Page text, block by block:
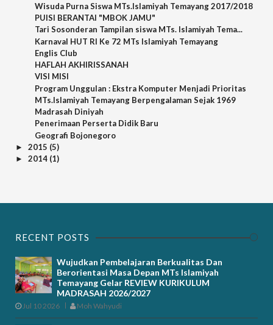
Wisuda Purna Siswa MTs.Islamiyah Temayang 2017/2018
PUISI BERANTAI "MBOK JAMU"
Tari Sosonderan Tampilan siswa MTs. Islamiyah Tema...
Karnaval HUT RI Ke 72 MTs Islamiyah Temayang
Englis Club
HAFLAH AKHIRISSANAH
VISI MISI
Program Unggulan : Ekstra Komputer Menjadi Prioritas
MTs.Islamiyah Temayang Berpengalaman Sejak 1969
Madrasah Diniyah
Penerimaan Perserta Didik Baru
Geografi Bojonegoro
► 2015 (5)
► 2014 (1)
RECENT POSTS
Wujudkan Pembelajaran Berkualitas Dan
Berorientasi Masa Depan MTs Islamiyah
Temayang Gelar REVIEW KURIKULUM
MADRASAH 2026/2027
Jul 10 2026 Moh Wahyudi